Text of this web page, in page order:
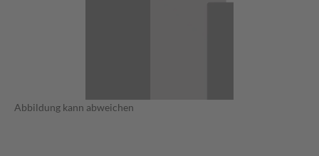
Abbildung kann abweichen